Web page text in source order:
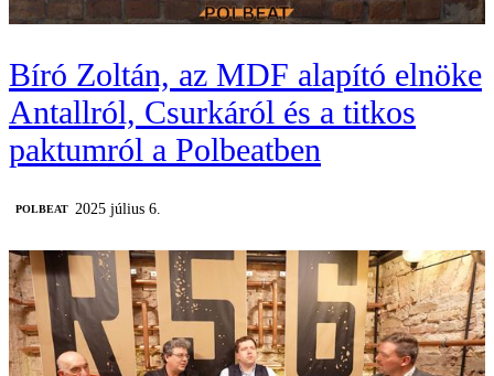
Bíró Zoltán, az MDF alapító elnöke
Antallról, Csurkáról és a titkos
paktumról a Polbeatben
‎POLBEAT 2025 július 6.